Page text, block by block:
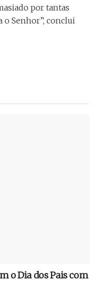
por tantas
o Senhor”, conclui
o Dia dos Pais com